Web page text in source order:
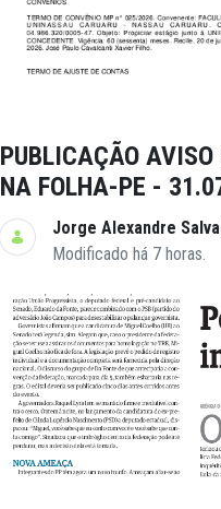
PUBLICAÇÃO AVISO
NA FOLHA-PE -
Jorge Alexandre
Modificado há 7 horas.